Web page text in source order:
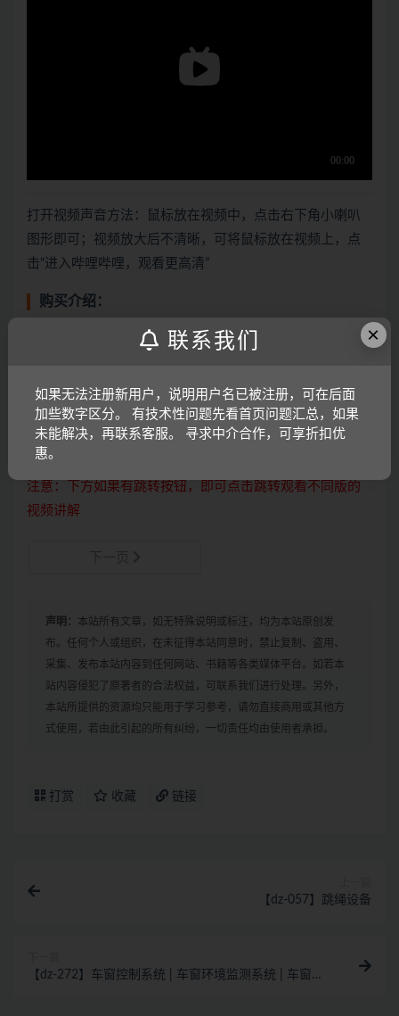
打开视频声音方法：鼠标放在视频中，点击右下角小喇叭
图形即可；视频放大后不清晰，可将鼠标放在视频上，点
击“进入哔哩哔哩，观看更高清”
购买介绍：
如需购买实物或电子版资料，请点击下方按钮观看视频讲
实物、电子版资料购买讲解
注意：下方如果有跳转按钮，即可点击跳转观看不同版的
视频讲解
声明： 本站所有文章，如无特殊说明或标注，均为本站原创发
布。任何个人或组织，在未征得本站同意时，禁止复制、盗用、
采集、发布本站内容到任何网站、书籍等各类媒体平台。如若本
站内容侵犯了原著者的合法权益，可联系我们进行处理。另外，
本站所提供的资源均只能用于学习参考，请勿直接商用或其他方
式使用，若由此引起的所有纠纷，一切责任均由使用者承担。
打赏 收藏 链接
【dz-057】跳绳设备
【dz-272】车窗控制系统 | 车窗环境监测系统 | 车窗安
×
联系我们
如果无法注册新用户，说明用户名已被注册，可在后面
加些数字区分。 有技术性问题先看首页问题汇总，如果
未能解决，再联系客服。 寻求中介合作，可享折扣优
惠。